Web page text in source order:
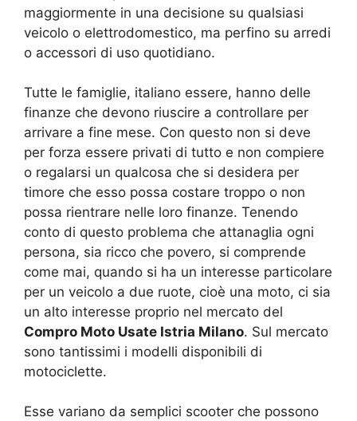
maggiormente in una decisione su qualsiasi
veicolo o elettrodomestico, ma perfino su arredi
o accessori di uso quotidiano.
Tutte le famiglie, italiano essere, hanno delle
finanze che devono riuscire a controllare per
arrivare a fine mese. Con questo non si deve
per forza essere privati di tutto e non compiere
o regalarsi un qualcosa che si desidera per
timore che esso possa costare troppo o non
possa rientrare nelle loro finanze. Tenendo
conto di questo problema che attanaglia ogni
persona, sia ricco che povero, si comprende
come mai, quando si ha un interesse particolare
per un veicolo a due ruote, cioè una moto, ci sia
un alto interesse proprio nel mercato del
Compro Moto Usate Istria Milano. Sul mercato
sono tantissimi i modelli disponibili di
motociclette.
Esse variano da semplici scooter che possono